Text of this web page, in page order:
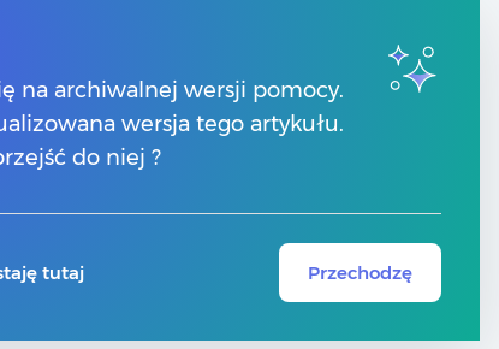
Numery telefonów
Znajdź Partnera Comarch
na archiwalnej wersji pomocy.
wersja tego artykułu.
do niej ?
tutaj Przechodzę